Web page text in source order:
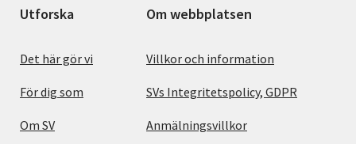
Utforska
Det här gör vi
För dig som
Om SV
Om webbplatsen
Villkor och information
SVs Integritetspolicy, GDPR
Anmälningsvillkor